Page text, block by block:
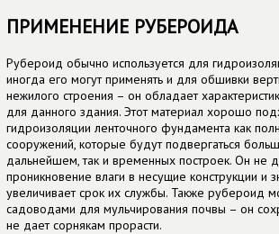
ПРИМЕНЕНИЕ РУБЕРОИДА
Рубероид обычно используется для
иногда его могут применять и для обшивки
нежилого строения – он обладает
для данного здания. Этот материал хорошо
гидроизоляции ленточного фундамента как
сооружений, которые будут подвергаться
дальнейшем, так и временных построек. Он не
проникновение влаги в несущие конструкции и
увеличивает срок их службы. Также рубероид
садоводами для мульчирования почвы – он
не дает сорнякам прорасти.